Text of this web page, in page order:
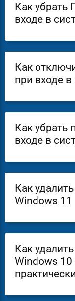
Как убрать
входе в
Как
при входе в
Как убрать
входе в
Как
Windows 11
Как
Windows